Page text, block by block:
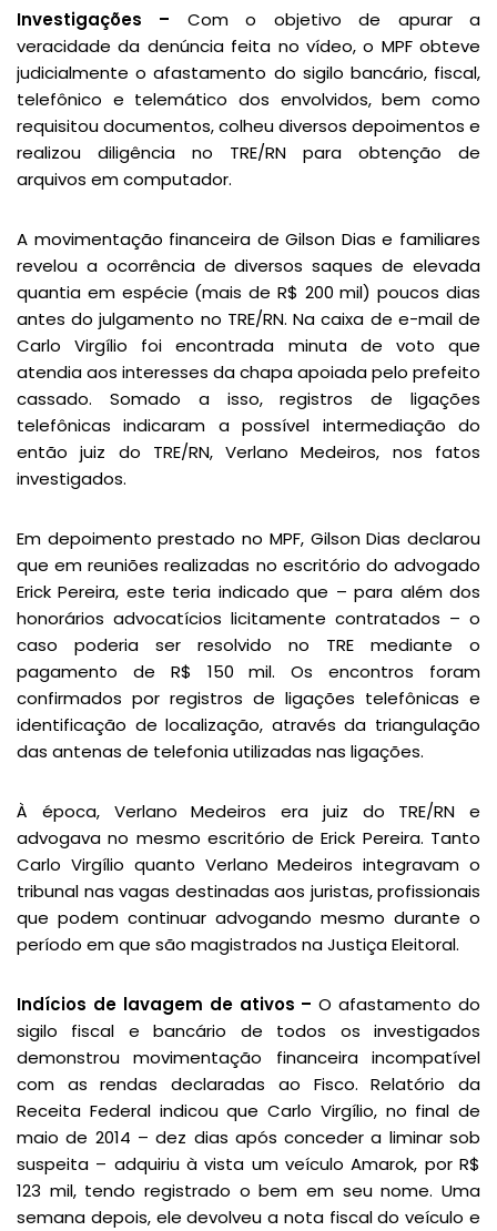
Investigações – Com o objetivo de apurar a
veracidade da denúncia feita no vídeo, o MPF obteve
judicialmente o afastamento do sigilo bancário, fiscal,
telefônico e telemático dos envolvidos, bem como
requisitou documentos, colheu diversos depoimentos e
realizou diligência no TRE/RN para obtenção de
arquivos em computador.
A movimentação financeira de Gilson Dias e familiares
revelou a ocorrência de diversos saques de elevada
quantia em espécie (mais de R$ 200 mil) poucos dias
antes do julgamento no TRE/RN. Na caixa de e-mail de
Carlo Virgílio foi encontrada minuta de voto que
atendia aos interesses da chapa apoiada pelo prefeito
cassado. Somado a isso, registros de ligações
telefônicas indicaram a possível intermediação do
então juiz do TRE/RN, Verlano Medeiros, nos fatos
investigados.
Em depoimento prestado no MPF, Gilson Dias declarou
que em reuniões realizadas no escritório do advogado
Erick Pereira, este teria indicado que – para além dos
honorários advocatícios licitamente contratados – o
caso poderia ser resolvido no TRE mediante o
pagamento de R$ 150 mil. Os encontros foram
confirmados por registros de ligações telefônicas e
identificação de localização, através da triangulação
das antenas de telefonia utilizadas nas ligações.
À época, Verlano Medeiros era juiz do TRE/RN e
advogava no mesmo escritório de Erick Pereira. Tanto
Carlo Virgílio quanto Verlano Medeiros integravam o
tribunal nas vagas destinadas aos juristas, profissionais
que podem continuar advogando mesmo durante o
período em que são magistrados na Justiça Eleitoral.
Indícios de lavagem de ativos – O afastamento do
sigilo fiscal e bancário de todos os investigados
demonstrou movimentação financeira incompatível
com as rendas declaradas ao Fisco. Relatório da
Receita Federal indicou que Carlo Virgílio, no final de
maio de 2014 – dez dias após conceder a liminar sob
suspeita – adquiriu à vista um veículo Amarok, por R$
123 mil, tendo registrado o bem em seu nome. Uma
semana depois, ele devolveu a nota fiscal do veículo e